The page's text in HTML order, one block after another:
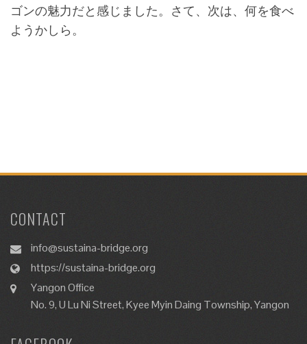
ゴンの魅力だと感じました。さて、次は、何を食べ
ようかしら。
CONTACT
info@sustaina-bridge.org
https://sustaina-bridge.org
Yangon Office
No. 9, U Lu Ni Street, Kyee Myin Daing Township, Yangon